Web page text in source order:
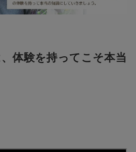
体験を持ってこそ本当